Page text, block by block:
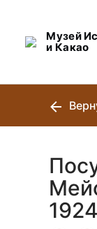
Музей
и Какао